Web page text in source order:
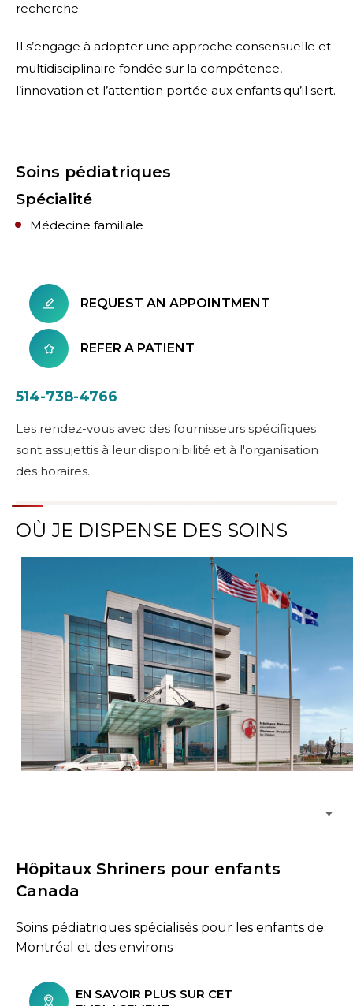
recherche.
Il s’engage à adopter une approche consensuelle et
multidisciplinaire fondée sur la compétence,
l’innovation et l’attention portée aux enfants qu’il sert.
Soins pédiatriques
Spécialité
Médecine familiale
REQUEST AN APPOINTMENT
REFER A PATIENT
514-738-4766
Les rendez-vous avec des fournisseurs spécifiques
sont assujettis à leur disponibilité et à l'organisation
des horaires.
OÙ JE DISPENSE DES SOINS
Hôpitaux Shriners pour enfants
Canada
Soins pédiatriques spécialisés pour les enfants de
Montréal et des environs
EN SAVOIR PLUS SUR CET